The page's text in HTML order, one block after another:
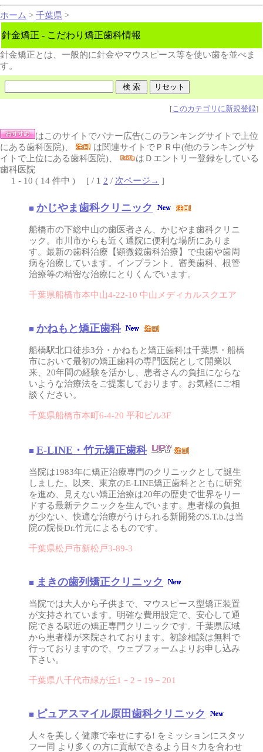
ホーム > 千葉県 >
針金矯正 - こだわり矯正歯科情報
針金矯正とは、一般的に針金やマウスピース等を使い歯を並べま
す。
[このカテゴリに新規登録]
はこのサイトでバナー広告(このランキングサイトで上位
にある歯科医院)、
は関連サイトでＰＲ中(他のランキングサ
イトで上位にある歯科医院)、
はＤエントリー登録をしている
歯科医院
1 - 10 ( 14 件中 ) [ / 1 2 / 次ページ→ ]
■ かじやま歯科クリニック
船橋市の下総中山の歯医者さん、かじやま歯科クリニ
ック。市川市からも近く通院に便利な場所にありま
す。最新の歯科治療【顕微鏡歯科治療】で虫歯や歯周
病を治療しています。インプラント、審美歯科、根管
治療等の精密な治療にとりくんでいます。
千葉県船橋市本中山4-22-10 中山メディカルスクエア
■ かねもと矯正歯科
船橋駅北口徒歩3分・かねもと矯正歯科は千葉県・船橋
市において最初の矯正歯科の専門医院として開業以
来、20年間の経験を活かし、患者さんの負担にならな
いような治療法をご提案しております。お気軽にご相
談ください。
千葉県船橋市本町6-4-20 平和ビル3F
■ E-LINE・竹元矯正歯科
当院は1983年に矯正治療専門のクリニックとして誕生
しました。以来、東京のE-LINE矯正歯科とともに研究
を進め、見えない矯正治療は20年の歴史で世界をリー
ドする最新テクニックを生んでいます。患者様の負担
が少ない、快適な治療がうけられる新開発のS.T.b.は当
院の院長Dr.竹元によるものです。
千葉県松戸市新松戸3-89-3
■ まきの歯列矯正クリニック
当院では大人から子供まで、マウスピース型矯正装置
が支持されています。明確な費用設定で、安心して通
院できる駅近の矯正専門クリニックです。千葉県広域
から患者様が来院されております。初診相談は無料で
行っておりますので、ウェブフォームよりお申し込み
下さい。
千葉県八千代市緑が丘1－2－19－201
■ ピュアスマイル原田歯科クリニック
人々を美しく健康で幸せにする! をミッションにスタッ
フ一同 より多くの方に貢献できるよう日々力を合わせ